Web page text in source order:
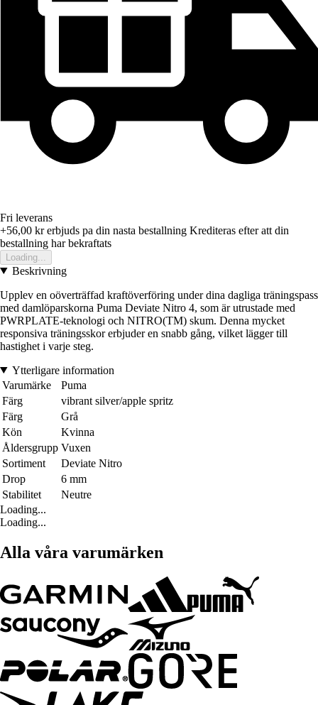
Fri leverans
+56,00 krerbjuds pa din nasta bestallning Krediteras efter att din
bestallning har bekraftats
Loading...
Beskrivning
Upplev en oöverträffad kraftöverföring under dina dagliga träningspass
med damlöparskorna Puma Deviate Nitro 4, som är utrustade med
PWRPLATE-teknologi och NITRO(TM) skum. Denna mycket
responsiva träningsskor erbjuder en snabb gång, vilket lägger till
hastighet i varje steg.
Ytterligare information
Varumärke
Puma
Färg
vibrant silver/apple spritz
Färg
Grå
Kön
Kvinna
Åldersgrupp Vuxen
Sortiment
Deviate Nitro
Drop
6 mm
Stabilitet
Neutre
Loading...
Loading...
Alla våra varumärken